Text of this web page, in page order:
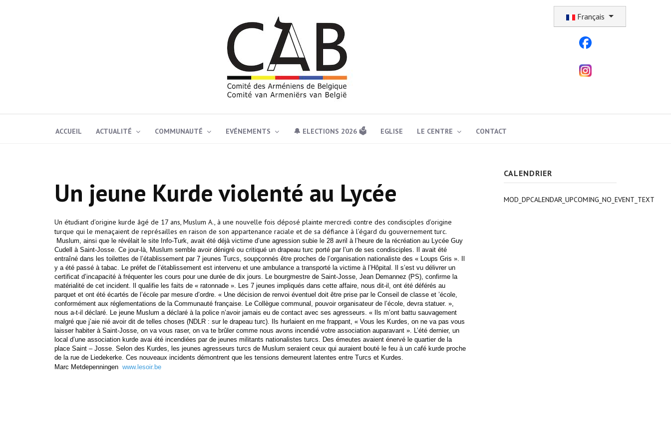
Français
ACCUEIL ACTUALITÉ COMMUNAUTÉ EVÉNEMENTS 🔔 ELECTIONS 2026 🗳️ EGLISE LE CENTRE CONTACT
Un jeune Kurde violenté au Lycée
Un étudiant d’origine kurde âgé de 17 ans, Muslum A., à une nouvelle fois déposé plainte mercredi contre des condisciples d’origine
turque qui le menaçaient de représailles en raison de son appartenance raciale et de sa défiance à l’égard du gouvernement turc.
Muslum, ainsi que le révélait le site Info-Turk, avait été déjà victime d’une agression subie le 28 avril à l’heure de la récréation au Lycée Guy
Cudell à Saint-Josse. Ce jour-là, Muslum semble avoir dénigré ou critiqué un drapeau turc porté par l’un de ses condisciples. Il avait été
entraîné dans les toilettes de l’établissement par 7 jeunes Turcs, soupçonnés être proches de l’organisation nationaliste des « Loups Gris ». Il
y a été passé à tabac. Le préfet de l’établissement est intervenu et une ambulance a transporté la victime à l’Hôpital. Il s’est vu délivrer un
certificat d’incapacité à fréquenter les cours pour une durée de dix jours. Le bourgmestre de Saint-Josse, Jean Demannez (PS), confirme la
matérialité de cet incident. Il qualifie les faits de « ratonnade ». Les 7 jeunes impliqués dans cette affaire, nous dit-il, ont été déférés au
parquet et ont été écartés de l’école par mesure d’ordre. « Une décision de renvoi éventuel doit être prise par le Conseil de classe et ’école,
conformément aux réglementations de la Communauté française. Le Collègue communal, pouvoir organisateur de l’école, devra statuer. »,
nous a-t-il déclaré. Le jeune Muslum a déclaré à la police n’avoir jamais eu de contact avec ses agresseurs. « Ils m’ont battu sauvagement
malgré que j’aie nié avoir dit de telles choses (NDLR : sur le drapeau turc). Ils hurlaient en me frappant, « Vous les Kurdes, on ne va pas vous
laisser habiter à Saint-Josse, on va vous raser, on va te brûler comme nous avons incendié votre association auparavant ». L’été dernier, un
local d’une association kurde avai été incendiées par de jeunes militants nationalistes turcs. Des émeutes avaient énervé le quartier de la
place Saint – Josse. Selon des Kurdes, les jeunes agresseurs turcs de Muslum seraient ceux qui auraient bouté le feu à un café kurde proche
de la rue de Liedekerke. Ces nouveaux incidents démontrent que les tensions demeurent latentes entre Turcs et Kurdes.
Marc Metdepenningen www.lesoir.be
CALENDRIER
MOD_DPCALENDAR_UPCOMING_NO_EVENT_TEXT